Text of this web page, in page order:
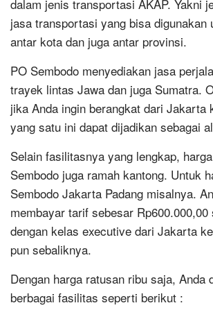
dalam jenis transportasi AKAP. Yakni
jasa transportasi yang bisa digunakan
antar kota dan juga antar provinsi.
PO Sembodo menyediakan jasa
trayek lintas Jawa dan juga Sumatra.
jika Anda ingin berangkat dari Jakarta
yang satu ini dapat dijadikan sebagai
Selain fasilitasnya yang lengkap,
Sembodo juga ramah kantong. Untuk
Sembodo Jakarta Padang misalnya.
membayar tarif sebesar
dengan kelas executive dari Jakarta
pun sebaliknya.
Dengan harga ratusan ribu saja, Anda
berbagai fasilitas seperti berikut :